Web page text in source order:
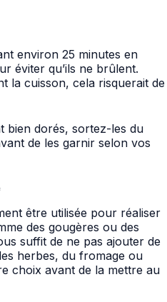
environ 25 minutes en
éviter qu’ils ne brûlent.
la cuisson, cela risquerait de
bien dorés, sortez-les du
de les garnir selon vos
être utilisée pour réaliser
des gougères ou des
suffit de ne pas ajouter de
herbes, du fromage ou
choix avant de la mettre au